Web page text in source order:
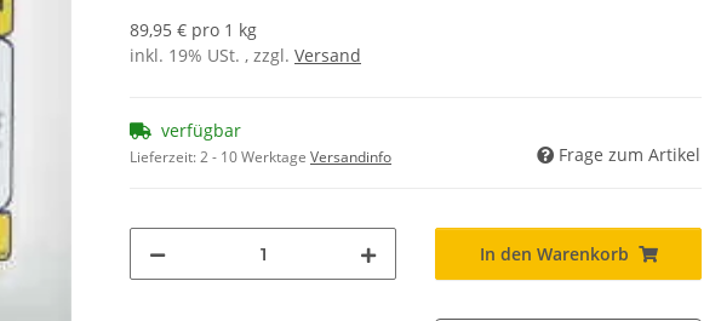
89,95 € pro 1 kg
inkl. 19% USt. , zzgl. Versand
verfügbar
Lieferzeit:2 - 10 Werktage Versandinfo Frage zum Artikel
In den Warenkorb